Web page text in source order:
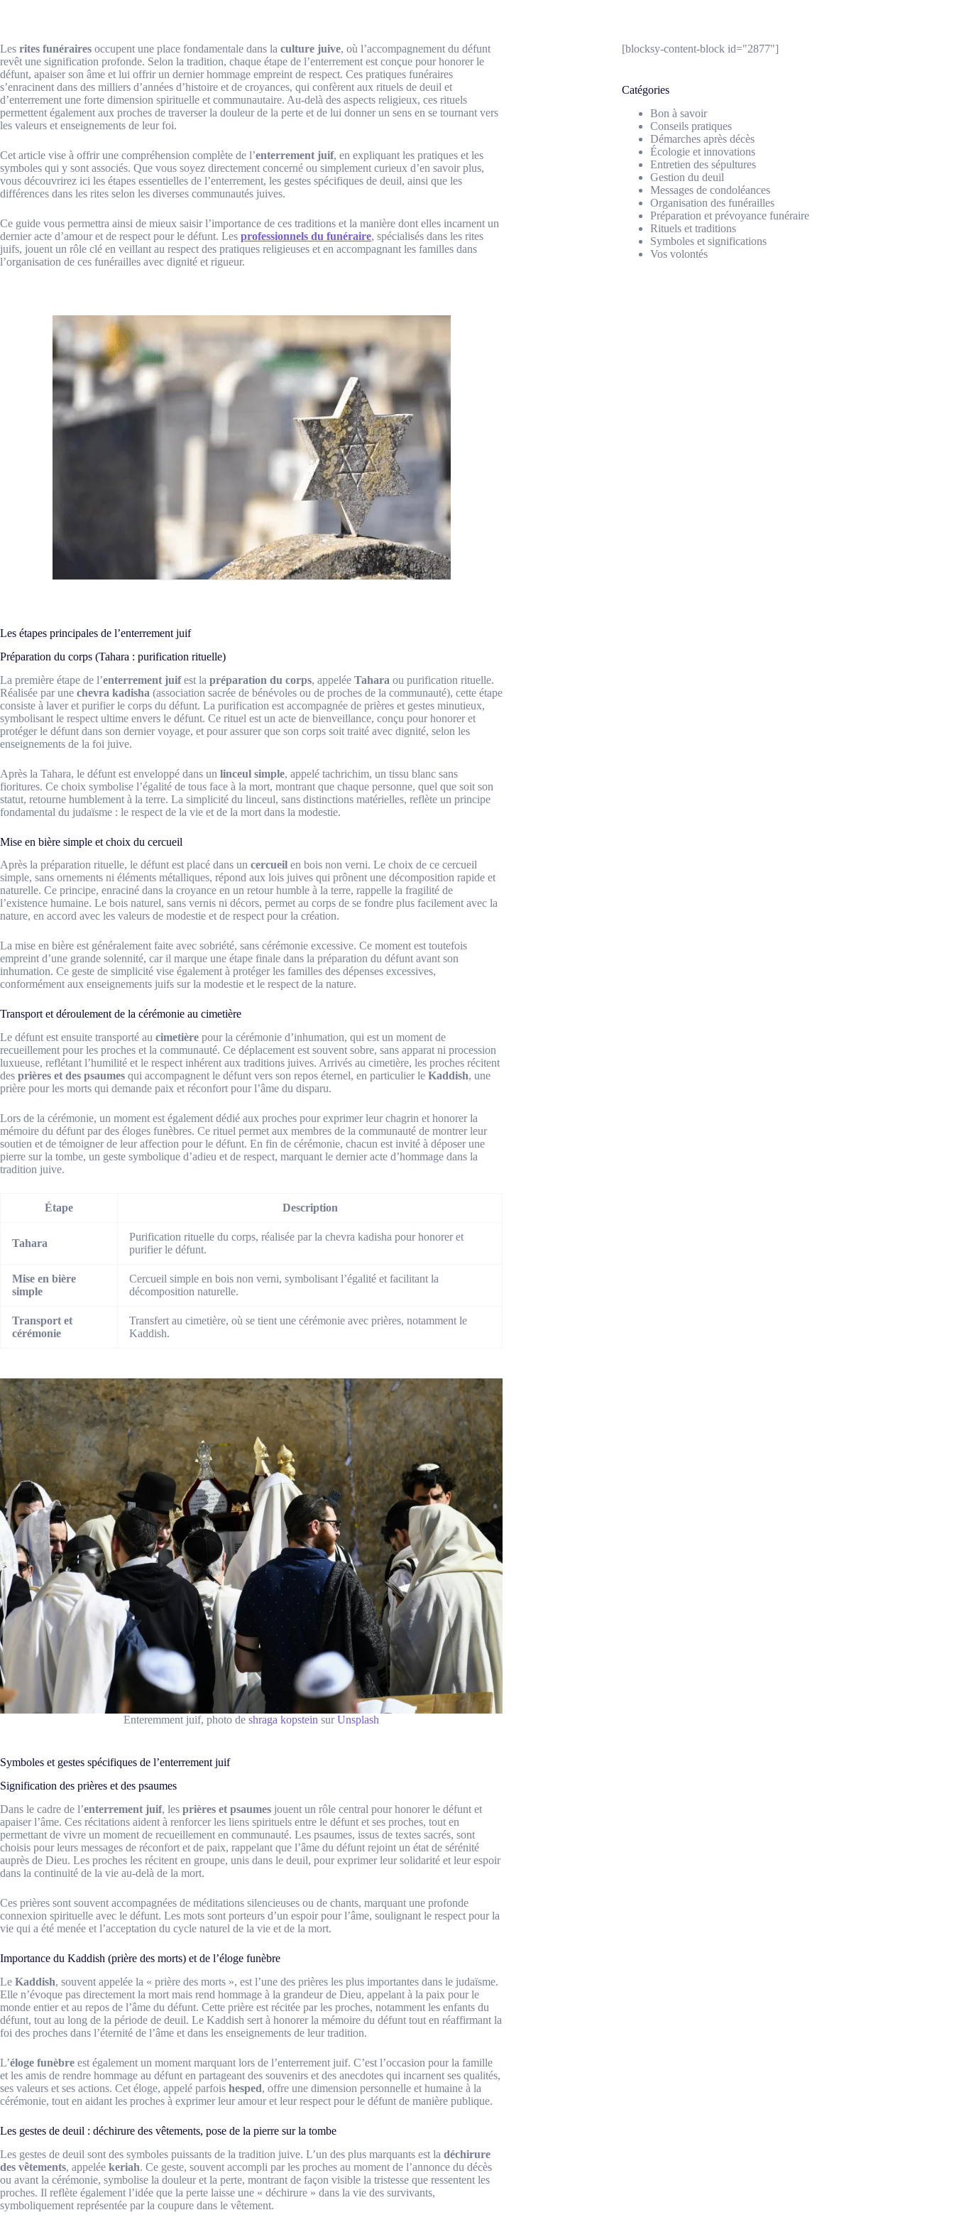
Les rites funéraires occupent une place fondamentale dans la culture juive, où l’accompagnement du défunt
revêt une signification profonde. Selon la tradition, chaque étape de l’enterrement est conçue pour honorer le
défunt, apaiser son âme et lui offrir un dernier hommage empreint de respect. Ces pratiques funéraires
s’enracinent dans des milliers d’années d’histoire et de croyances, qui confèrent aux rituels de deuil et
d’enterrement une forte dimension spirituelle et communautaire. Au-delà des aspects religieux, ces rituels
permettent également aux proches de traverser la douleur de la perte et de lui donner un sens en se tournant vers
les valeurs et enseignements de leur foi.
Cet article vise à offrir une compréhension complète de l’enterrement juif, en expliquant les pratiques et les
symboles qui y sont associés. Que vous soyez directement concerné ou simplement curieux d’en savoir plus,
vous découvrirez ici les étapes essentielles de l’enterrement, les gestes spécifiques de deuil, ainsi que les
différences dans les rites selon les diverses communautés juives.
Ce guide vous permettra ainsi de mieux saisir l’importance de ces traditions et la manière dont elles incarnent un
dernier acte d’amour et de respect pour le défunt. Les professionnels du funéraire, spécialisés dans les rites
juifs, jouent un rôle clé en veillant au respect des pratiques religieuses et en accompagnant les familles dans
l’organisation de ces funérailles avec dignité et rigueur.
Les étapes principales de l’enterrement juif
Préparation du corps (Tahara : purification rituelle)
La première étape de l’enterrement juifest la préparation du corps, appelée Tahara ou purification rituelle.
Réalisée par une chevra kadisha (association sacrée de bénévoles ou de proches de la communauté), cette étape
consiste à laver et purifier le corps du défunt. La purification est accompagnée de prières et gestes minutieux,
symbolisant le respect ultime envers le défunt. Ce rituel est un acte de bienveillance, conçu pour honorer et
protéger le défunt dans son dernier voyage, et pour assurer que son corps soit traité avec dignité, selon les
enseignements de la foi juive.
Après la Tahara, le défunt est enveloppé dans un linceul simple, appelé tachrichim, un tissu blanc sans
fioritures. Ce choix symbolise l’égalité de tous face à la mort, montrant que chaque personne, quel que soit son
statut, retourne humblement à la terre. La simplicité du linceul, sans distinctions matérielles, reflète un principe
fondamental du judaïsme : le respect de la vie et de la mort dans la modestie.
Mise en bière simple et choix du cercueil
Après la préparation rituelle, le défunt est placé dans un cercueil en bois non verni. Le choix de ce cercueil
simple, sans ornements ni éléments métalliques, répond aux lois juives qui prônent une décomposition rapide et
naturelle. Ce principe, enraciné dans la croyance en un retour humble à la terre, rappelle la fragilité de
l’existence humaine. Le bois naturel, sans vernis ni décors, permet au corps de se fondre plus facilement avec la
nature, en accord avec les valeurs de modestie et de respect pour la création.
La mise en bière est généralement faite avec sobriété, sans cérémonie excessive. Ce moment est toutefois
empreint d’une grande solennité, car il marque une étape finale dans la préparation du défunt avant son
inhumation. Ce geste de simplicité vise également à protéger les familles des dépenses excessives,
conformément aux enseignements juifs sur la modestie et le respect de la nature.
Transport et déroulement de la cérémonie au cimetière
Le défunt est ensuite transporté au cimetière pour la cérémonie d’inhumation, qui est un moment de
recueillement pour les proches et la communauté. Ce déplacement est souvent sobre, sans apparat ni procession
luxueuse, reflétant l’humilité et le respect inhérent aux traditions juives. Arrivés au cimetière, les proches récitent
des prières et des psaumes qui accompagnent le défunt vers son repos éternel, en particulier le Kaddish, une
prière pour les morts qui demande paix et réconfort pour l’âme du disparu.
Lors de la cérémonie, un moment est également dédié aux proches pour exprimer leur chagrin et honorer la
mémoire du défunt par des éloges funèbres. Ce rituel permet aux membres de la communauté de montrer leur
soutien et de témoigner de leur affection pour le défunt. En fin de cérémonie, chacun est invité à déposer une
pierre sur la tombe, un geste symbolique d’adieu et de respect, marquant le dernier acte d’hommage dans la
tradition juive.
Étape Description
Tahara
Purification rituelle du corps, réalisée par la chevra kadisha pour honorer et
purifier le défunt.
Mise en bière
simple
Cercueil simple en bois non verni, symbolisant l’égalité et facilitant la
décomposition naturelle.
Transport et
cérémonie
Transfert au cimetière, où se tient une cérémonie avec prières, notamment le
Kaddish.
Enteremment juif, photo de shraga kopstein surUnsplash
Symboles et gestes spécifiques de l’enterrement juif
Signification des prières et des psaumes
Dans le cadre de l’enterrement juif, les prières et psaumes jouent un rôle central pour honorer le défunt et
apaiser l’âme. Ces récitations aident à renforcer les liens spirituels entre le défunt et ses proches, tout en
permettant de vivre un moment de recueillement en communauté. Les psaumes, issus de textes sacrés, sont
choisis pour leurs messages de réconfort et de paix, rappelant que l’âme du défunt rejoint un état de sérénité
auprès de Dieu. Les proches les récitent en groupe, unis dans le deuil, pour exprimer leur solidarité et leur espoir
dans la continuité de la vie au-delà de la mort.
Ces prières sont souvent accompagnées de méditations silencieuses ou de chants, marquant une profonde
connexion spirituelle avec le défunt. Les mots sont porteurs d’un espoir pour l’âme, soulignant le respect pour la
vie qui a été menée et l’acceptation du cycle naturel de la vie et de la mort.
Importance du Kaddish (prière des morts) et de l’éloge funèbre
Le Kaddish, souvent appelée la « prière des morts », est l’une des prières les plus importantes dans le judaïsme.
Elle n’évoque pas directement la mort mais rend hommage à la grandeur de Dieu, appelant à la paix pour le
monde entier et au repos de l’âme du défunt. Cette prière est récitée par les proches, notamment les enfants du
défunt, tout au long de la période de deuil. Le Kaddish sert à honorer la mémoire du défunt tout en réaffirmant la
foi des proches dans l’éternité de l’âme et dans les enseignements de leur tradition.
L’éloge funèbre est également un moment marquant lors de l’enterrement juif. C’est l’occasion pour la famille
et les amis de rendre hommage au défunt en partageant des souvenirs et des anecdotes qui incarnent ses qualités,
ses valeurs et ses actions. Cet éloge, appelé parfois hesped, offre une dimension personnelle et humaine à la
cérémonie, tout en aidant les proches à exprimer leur amour et leur respect pour le défunt de manière publique.
Les gestes de deuil : déchirure des vêtements, pose de la pierre sur la tombe
Les gestes de deuil sont des symboles puissants de la tradition juive. L’un des plus marquants est la déchirure
des vêtements, appelée keriah. Ce geste, souvent accompli par les proches au moment de l’annonce du décès
ou avant la cérémonie, symbolise la douleur et la perte, montrant de façon visible la tristesse que ressentent les
proches. Il reflète également l’idée que la perte laisse une « déchirure » dans la vie des survivants,
symboliquement représentée par la coupure dans le vêtement.
[blocksy-content-block id="2877"]
Catégories
Bon à savoir
Conseils pratiques
Démarches après décès
Écologie et innovations
Entretien des sépultures
Gestion du deuil
Messages de condoléances
Organisation des funérailles
Préparation et prévoyance funéraire
Rituels et traditions
Symboles et significations
Vos volontés